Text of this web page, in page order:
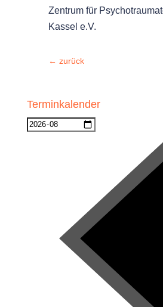
Zentrum für
Kassel e.V.
← zurück
Terminkalender